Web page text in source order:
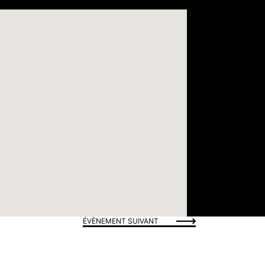
ÉVÈNEMENT SUIVANT